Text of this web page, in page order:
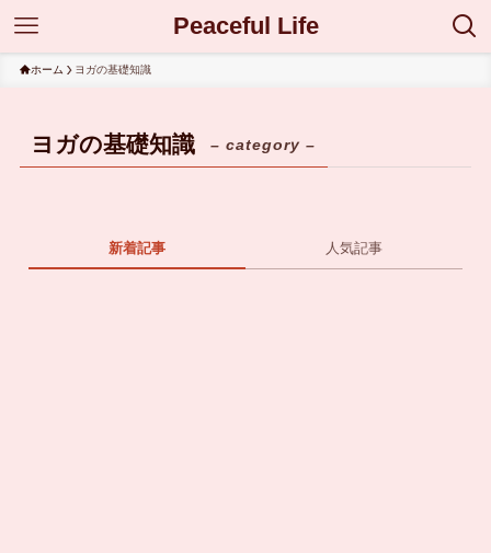
Peaceful Life
ホーム ヨガの基礎知識
ヨガの基礎知識 – category –
新着記事 人気記事